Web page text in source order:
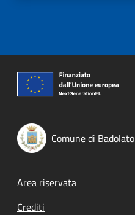
Comune di Badolato
Footer menu
Area riservata
Crediti